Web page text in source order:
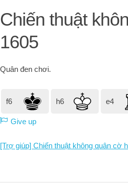
Chiến thuật
1605
Quân đen chơi.
f6 h6 e4
Give up
[Trợ giúp] Chiến thuật không quân cờ